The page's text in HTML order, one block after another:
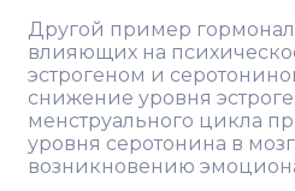
Другой пример
влияющих на
эстрогеном и
снижение уровня
менструального цикла
уровня серотонина в
возникновению